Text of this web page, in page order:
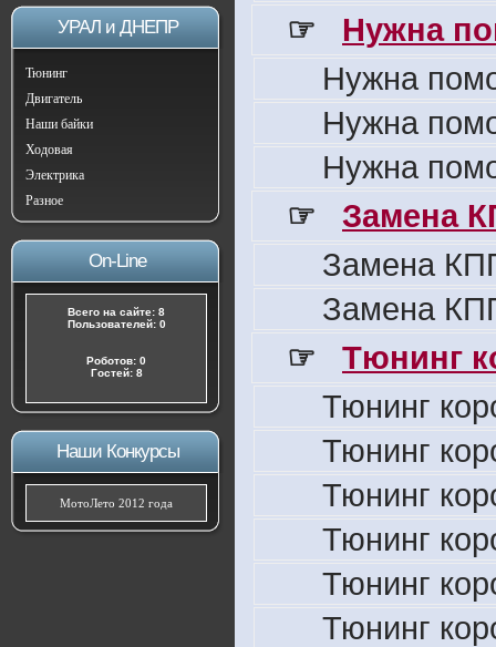
УРАЛ и ДНЕПР
Тюнинг
Двигатель
Наши байки
Ходовая
Электрика
Разное
On-Line
Всего на сайте: 8
Пользователей: 0
Роботов: 0
Гостей: 8
Наши Конкурсы
МотоЛето 2012 года
☞
Нужна
Нужна
Нужна
Нужна
☞
Замена
Замена
Замена
☞
Тюнинг
Тюнинг
Тюнинг
Тюнинг
Тюнинг
Тюнинг
Тюнинг